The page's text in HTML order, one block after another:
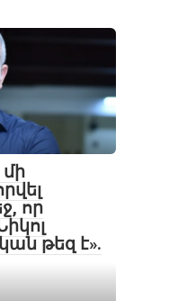
մի
որ
թեզ է».